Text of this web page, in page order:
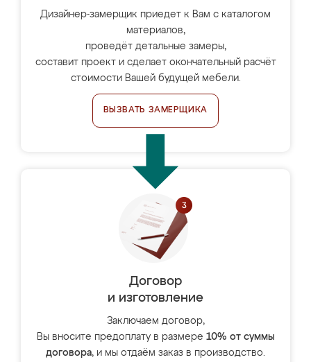
Дизайнер-замерщик приедет к Вам с каталогом
материалов,
проведёт детальные замеры,
составит проект и сделает окончательный расчёт
стоимости Вашей будущей мебели.
ВЫЗВАТЬ ЗАМЕРЩИКА
Договор
и изготовление
Заключаем договор,
Вы вносите предоплату в размере 10% от суммы
договора, и мы отдаём заказ в производство.